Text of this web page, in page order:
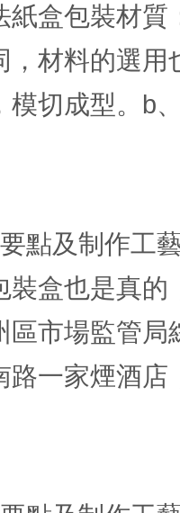
紙盒包裝材
，材料的選
模切成型。b
點及制作工
也是真的
區市場監管
路一家煙酒店